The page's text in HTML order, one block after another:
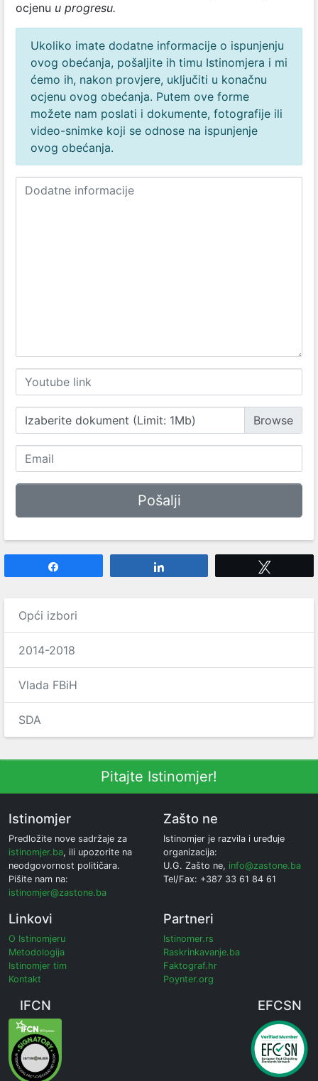
ocjenu u progresu.
Ukoliko imate dodatne informacije o ispunjenju
ovog obećanja, pošaljite ih timu Istinomjera i mi
ćemo ih, nakon provjere, uključiti u konačnu
ocjenu ovog obećanja. Putem ove forme
možete nam poslati i dokumente, fotografije ili
video-snimke koji se odnose na ispunjenje
ovog obećanja.
Izaberite dokument (Limit: 1Mb)
Opći izbori
2014-2018
Vlada FBiH
SDA
Pitajte Istinomjer!
Istinomjer
Predložite nove sadržaje za
istinomjer.ba, ili upozorite na
neodgovornost političara.
Pišite nam na:
istinomjer@zastone.ba
Zašto ne
Istinomjer je razvila i uređuje
organizacija:
U.G. Zašto ne, info@zastone.ba
Tel/Fax: +387 33 61 84 61
Linkovi
O Istinomjeru
Metodologija
Istinomjer tim
Kontakt
Partneri
Istinomer.rs
Raskrinkavanje.ba
Faktograf.hr
Poynter.org
IFCN EFCSN